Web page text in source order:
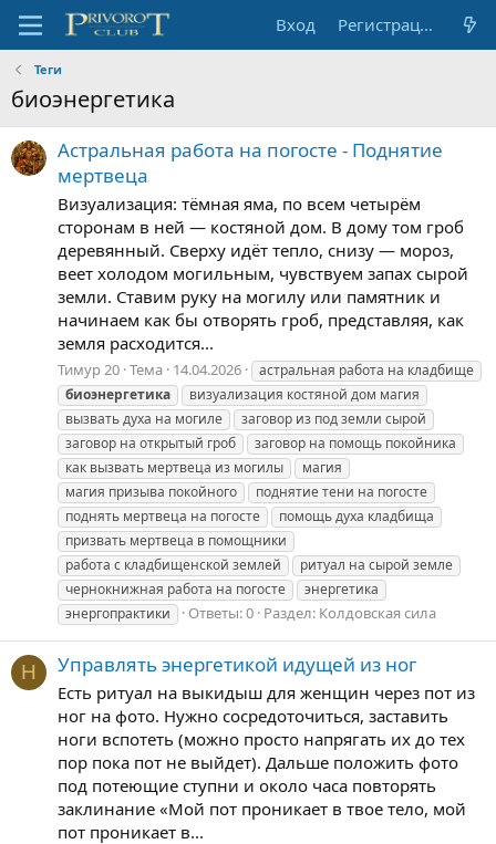
Вход Регистрация
Теги
биоэнергетика
Астральная работа на погосте - Поднятие
мертвеца
Визуализация: тёмная яма, по всем четырём
сторонам в ней — костяной дом. В дому том гроб
деревянный. Сверху идёт тепло, снизу — мороз,
веет холодом могильным, чувствуем запах сырой
земли. Ставим руку на могилу или памятник и
начинаем как бы отворять гроб, представляя, как
земля расходится...
Тимур 20 Тема 14.04.2026
астральная работа на кладбище
биоэнергетика
визуализация костяной дом магия
вызвать духа на могиле
заговор из под земли сырой
заговор на открытый гроб
заговор на помощь покойника
как вызвать мертвеца из могилы
магия
магия призыва покойного
поднятие тени на погосте
поднять мертвеца на погосте
помощь духа кладбища
призвать мертвеца в помощники
работа с кладбищенской землей
ритуал на сырой земле
чернокнижная работа на погосте
энергетика
энергопрактики
Ответы: 0 Раздел: Колдовская сила
H Управлять энергетикой идущей из ног
Есть ритуал на выкидыш для женщин через пот из
ног на фото. Нужно сосредоточиться, заставить
ноги вспотеть (можно просто напрягать их до тех
пор пока пот не выйдет). Дальше положить фото
под потеющие ступни и около часа повторять
заклинание «Мой пот проникает в твое тело, мой
пот проникает в...